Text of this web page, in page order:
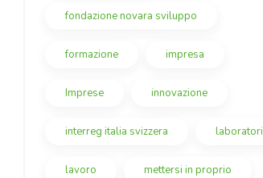
fondazione novara sviluppo
formazione impresa
Imprese innovazione
interreg italia svizzera laboratori
lavoro mettersi in proprio